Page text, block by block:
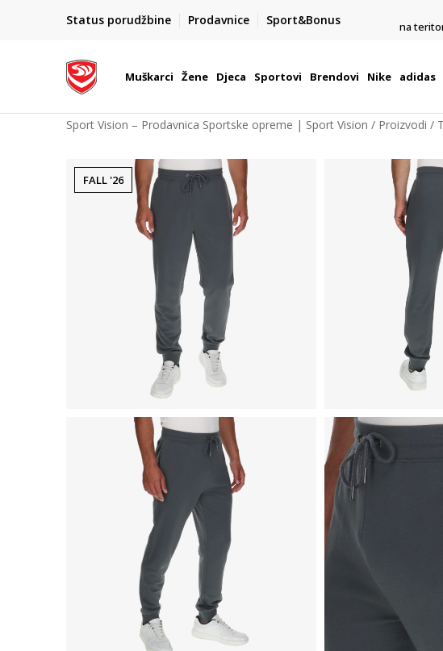
Status porudžbine Prodavnice Sport&Bonus
POZOVITE NAS NA : 055/490-400
Pon-Pet od 9h - 16h
na
Muškarci Žene Djeca Sportovi Brendovi Nike adidas
Sport Vision – Prodavnica Sportske opreme | Sport Vision Proizvodi
FALL '26